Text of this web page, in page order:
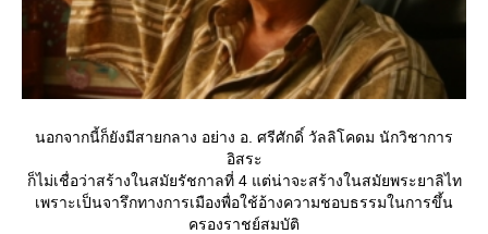
นอกจากนี้ก็ยังมีสายกลาง อย่าง อ. ศรีศักดิ์ วัลลิโคดม นักวิชาการ
อิสระ
ก็ไม่เชื่อว่าสร้างในสมัยรัชกาลที่ 4 แต่น่าจะสร้างในสมัยพระยาลิไท
เพราะเป็นจารึกทางการเมืองพื่อใช้อ้างความชอบธรรมในการขึ้น
ครองราชย์สมบัติ